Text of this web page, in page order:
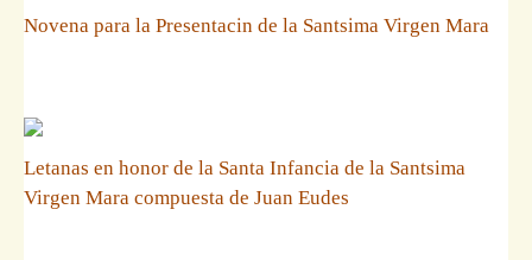
Novena para la Presentacin de la Santsima Virgen Mara
Letanas en honor de la Santa Infancia de la Santsima
Virgen Mara compuesta de Juan Eudes